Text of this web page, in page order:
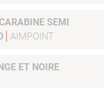
SEMI
AIMPOINT
ET NOIRE